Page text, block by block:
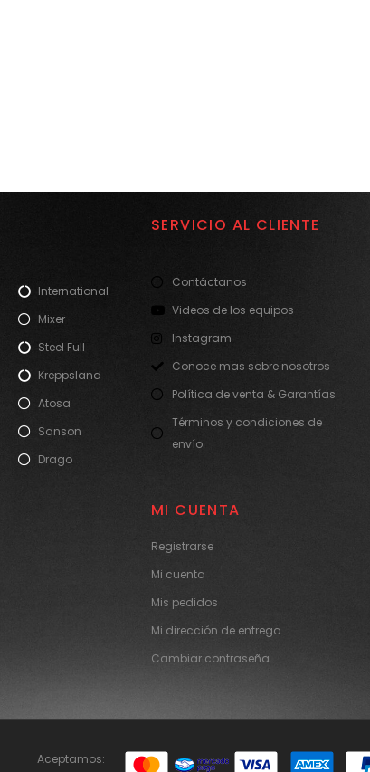
International
Mixer
Steel Full
Kreppsland
Atosa
Sanson
Drago
SERVICIO AL CLIENTE
Contáctanos
Videos de los equipos
Instagram
Conoce mas sobre nosotros
Política de venta & Garantías
Términos y condiciones de
envío
MI CUENTA
Registrarse
Mi cuenta
Mis pedidos
Mi dirección de entrega
Cambiar contraseña
Aceptamos: